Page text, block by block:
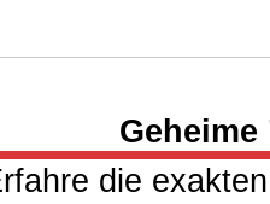
die